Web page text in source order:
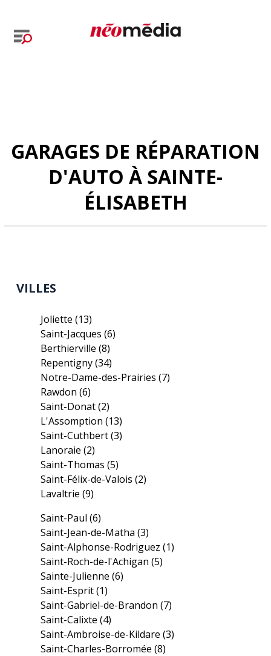
GARAGES DE RÉPARATION
D'AUTO À SAINTE-
ÉLISABETH
VILLES
Joliette(13)
Saint-Jacques(6)
Berthierville(8)
Repentigny(34)
Notre-Dame-des-Prairies(7)
Rawdon(6)
Saint-Donat(2)
L'Assomption(13)
Saint-Cuthbert(3)
Lanoraie(2)
Saint-Thomas(5)
Saint-Félix-de-Valois(2)
Lavaltrie(9)
Saint-Paul(6)
Saint-Jean-de-Matha(3)
Saint-Alphonse-Rodriguez(1)
Saint-Roch-de-l'Achigan(5)
Sainte-Julienne(6)
Saint-Esprit(1)
Saint-Gabriel-de-Brandon(7)
Saint-Calixte(4)
Saint-Ambroise-de-Kildare(3)
Saint-Charles-Borromée(8)